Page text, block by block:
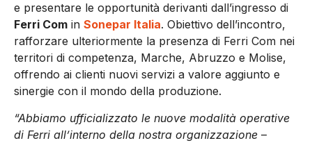
e presentare le opportunità derivanti dall’ingresso di
Ferri Com in Sonepar Italia. Obiettivo dell’incontro,
rafforzare ulteriormente la presenza di Ferri Com nei
territori di competenza, Marche, Abruzzo e Molise,
offrendo ai clienti nuovi servizi a valore aggiunto e
sinergie con il mondo della produzione.
“Abbiamo ufficializzato le nuove modalità operative
di Ferri all’interno della nostra organizzazione –